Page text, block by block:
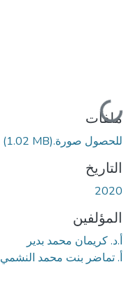
جاري التحميل...
ملفات
للحصول صورة.png(1.02 MB)
التاريخ
2020
المؤلفين
أ.د. كريمان محمد بدير
أ. تماضر بنت محمد النشمي